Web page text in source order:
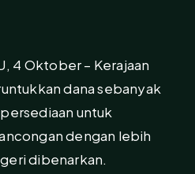
4 Oktober – Kerajaan
dana sebanyak
untuk
dengan lebih
dibenarkan.